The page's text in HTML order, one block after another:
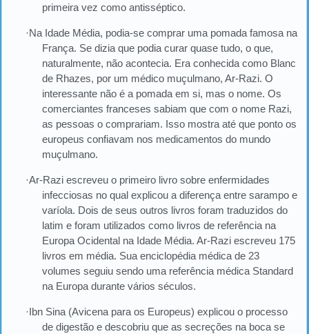
primeira vez como antisséptico.
·Na Idade Média, podia-se comprar uma pomada famosa na
França. Se dizia que podia curar quase tudo, o que,
naturalmente, não acontecia. Era conhecida como Blanc
de Rhazes, por um médico muçulmano, Ar-Razi. O
interessante não é a pomada em si, mas o nome. Os
comerciantes franceses sabiam que com o nome Razi,
as pessoas o comprariam. Isso mostra até que ponto os
europeus confiavam nos medicamentos do mundo
muçulmano.
·Ar-Razi escreveu o primeiro livro sobre enfermidades
infecciosas no qual explicou a diferença entre sarampo e
varíola. Dois de seus outros livros foram traduzidos do
latim e foram utilizados como livros de referência na
Europa Ocidental na Idade Média. Ar-Razi escreveu 175
livros em média. Sua enciclopédia médica de 23
volumes seguiu sendo uma referência médica Standard
na Europa durante vários séculos.
·Ibn Sina (Avicena para os Europeus) explicou o processo
de digestão e descobriu que as secreções na boca se